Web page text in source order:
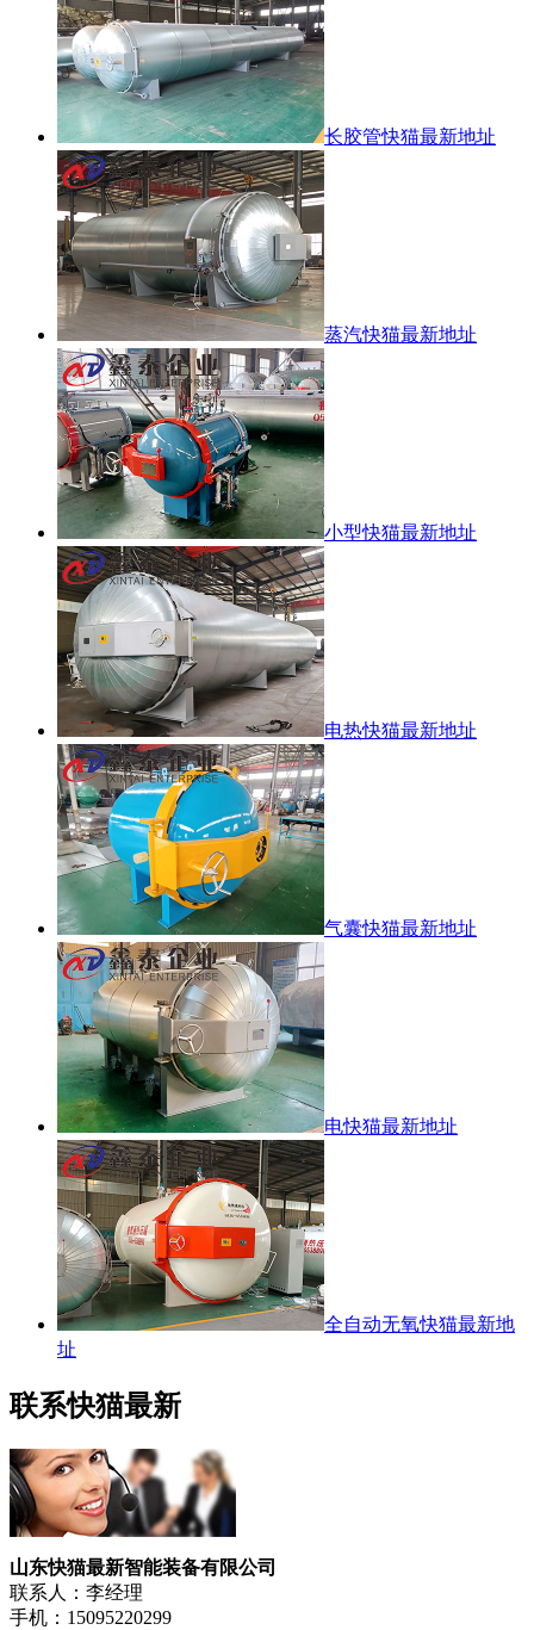
长胶管快猫最新地址
蒸汽快猫最新地址
小型快猫最新地址
电热快猫最新地址
气囊快猫最新地址
电快猫最新地址
全自动无氧快猫最新地
址
联系快猫最新
山东快猫最新智能装备有限公司
联系人：李经理
手机：15095220299